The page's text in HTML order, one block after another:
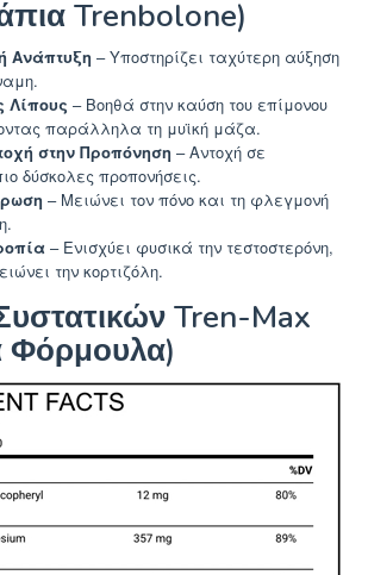
Trenbolone)
Ανάπτυξη – Υποστηρίζει ταχύτερη αύξηση
Λίπους – Βοηθά στην καύση του επίμονου
παράλληλα τη μυϊκή μάζα.
στην Προπόνηση – Αντοχή σε
δύσκολες προπονήσεις.
– Μειώνει τον πόνο και τη φλεγμονή
– Ενισχύει φυσικά την τεστοστερόνη,
την κορτιζόλη.
Tren-Max
Φόρμουλα)